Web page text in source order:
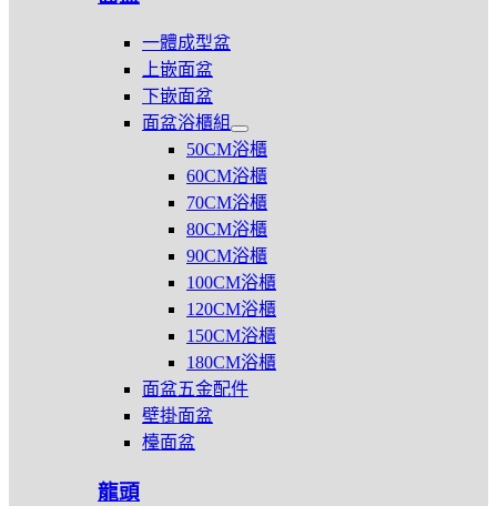
一體成型盆
上嵌面盆
下嵌面盆
面盆浴櫃組
展
開
面
盆
浴
櫃
組
50CM浴櫃
60CM浴櫃
70CM浴櫃
80CM浴櫃
90CM浴櫃
100CM浴櫃
120CM浴櫃
150CM浴櫃
180CM浴櫃
面盆五金配件
壁掛面盆
檯面盆
龍頭